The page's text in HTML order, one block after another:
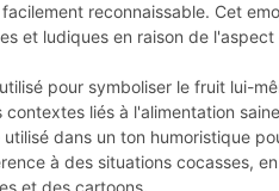
reconnaissable. Cet
et ludiques en raison de l'aspect
pour symboliser le fruit lui-
liés à l'alimentation
dans un ton humoristique
à des situations cocasses,
et des cartoons.